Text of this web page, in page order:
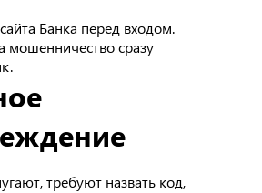
Банка перед входом.
мошенничество сразу
требуют назвать код,